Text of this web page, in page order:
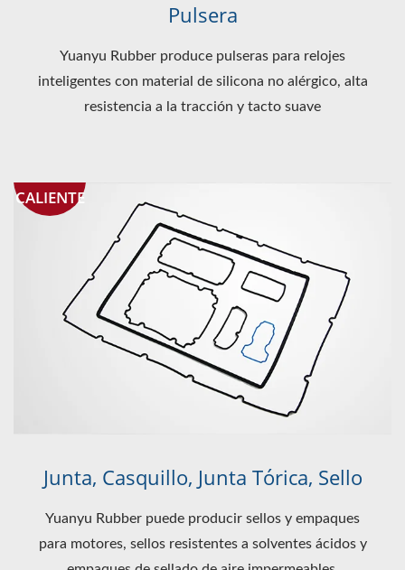
Pulsera
Yuanyu Rubber produce pulseras para relojes
inteligentes con material de silicona no alérgico, alta
resistencia a la tracción y tacto suave
CALIENTE
Junta, Casquillo, Junta Tórica, Sello
Yuanyu Rubber puede producir sellos y empaques
para motores, sellos resistentes a solventes ácidos y